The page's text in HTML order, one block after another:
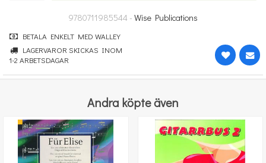
9780711985544 - Wise Publications
BETALA ENKELT MED WALLEY
LAGERVAROR SKICKAS INOM
1-2 ARBETSDAGAR
Andra köpte även